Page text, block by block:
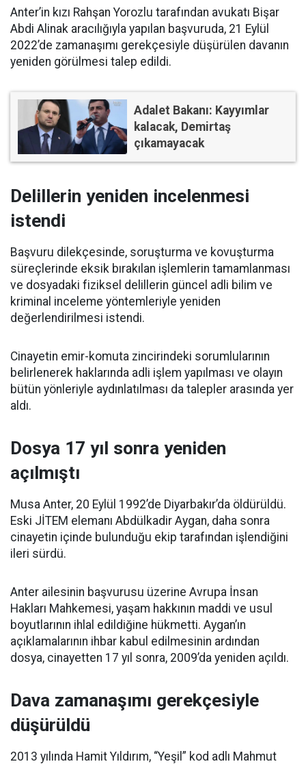
Anter’in kızı Rahşan Yorozlu tarafından avukatı Bişar
Abdi Alinak aracılığıyla yapılan başvuruda, 21 Eylül
2022’de zamanaşımı gerekçesiyle düşürülen davanın
yeniden görülmesi talep edildi.
Adalet Bakanı: Kayyımlar
kalacak, Demirtaş
çıkamayacak
Delillerin yeniden incelenmesi
istendi
Başvuru dilekçesinde, soruşturma ve kovuşturma
süreçlerinde eksik bırakılan işlemlerin tamamlanması
ve dosyadaki fiziksel delillerin güncel adli bilim ve
kriminal inceleme yöntemleriyle yeniden
değerlendirilmesi istendi.
Cinayetin emir-komuta zincirindeki sorumlularının
belirlenerek haklarında adli işlem yapılması ve olayın
bütün yönleriyle aydınlatılması da talepler arasında yer
aldı.
Dosya 17 yıl sonra yeniden
açılmıştı
Musa Anter, 20 Eylül 1992’de Diyarbakır’da öldürüldü.
Eski JİTEM elemanı Abdülkadir Aygan, daha sonra
cinayetin içinde bulunduğu ekip tarafından işlendiğini
ileri sürdü.
Anter ailesinin başvurusu üzerine Avrupa İnsan
Hakları Mahkemesi, yaşam hakkının maddi ve usul
boyutlarının ihlal edildiğine hükmetti. Aygan’ın
açıklamalarının ihbar kabul edilmesinin ardından
dosya, cinayetten 17 yıl sonra, 2009’da yeniden açıldı.
Dava zamanaşımı gerekçesiyle
düşürüldü
2013 yılında Hamit Yıldırım, “Yeşil” kod adlı Mahmut